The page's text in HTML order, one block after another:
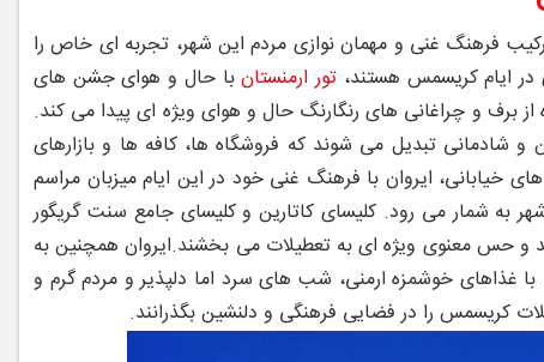
فرهنگ غنی و مهمان ‌نوازی مردم این شهر، تجربه ‌ای خاص را
در ایام کریسمس هستند، تور ارمنستانبا حال ‌و هوای جشن ‌های
برف و چراغانی ‌های رنگارنگ حال و هوای ویژه‌ ای پیدا می ‌کند.
شادمانی تبدیل می‌ شوند که فروشگاه ‌ها، کافه‌ ها و بازارهای
خیابانی، ایروان با فرهنگ غنی خود در این ایام میزبان مراسم‌
به شمار می ‌رود. کلیسای کاتارین و کلیسای جامع سنت گریگور
و حس معنوی ویژه ‌ای به تعطیلات می ‌بخشند.ایروان همچنین به
غذاهای خوشمزه ارمنی، شب ‌های سرد اما دلپذیر و مردم گرم و
کریسمس را در فضایی فرهنگی و دلنشین بگذرانند.